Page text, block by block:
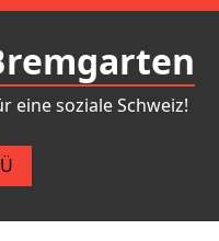
eine soziale Schweiz!